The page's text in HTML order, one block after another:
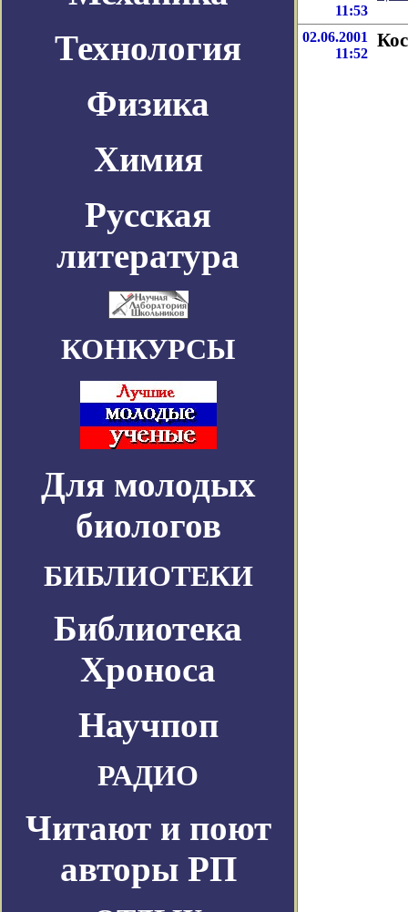
Технология
Физика
Химия
Русская
литература
КОНКУРСЫ
Для молодых
биологов
БИБЛИОТЕКИ
Библиотека
Хроноса
Научпоп
РАДИО
Читают и поют
авторы РП
11:53
02.06.2001
11:52